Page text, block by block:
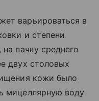
варьироваться в
и степени
пачку среднего
двух столовых
кожи было
мицеллярную воду